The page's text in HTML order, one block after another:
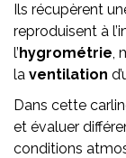
Ils récupèrent
reproduisent à
l’hygrométrie,
la ventilation
Dans cette
et évaluer
conditions